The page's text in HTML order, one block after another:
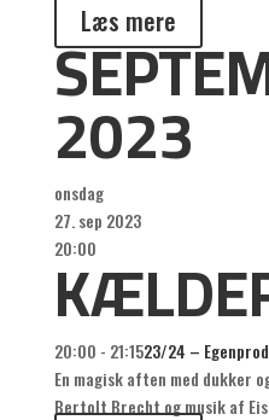
Læs mere
2023
onsdag
27. sep 2023
20:00
20:00 - 21:1523/24 –
En magisk aften med dukker
Bertolt Brecht og musik af